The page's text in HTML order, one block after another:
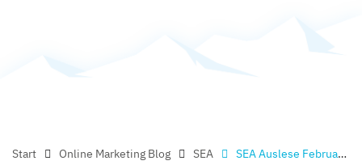
Start Online Marketing Blog SEA SEA Auslese Februar 2016